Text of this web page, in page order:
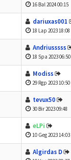
16 Bal 2024 00:15
dariuxas001
18 Lap 2023 18:08
Andriusssss
18 Spa 2023 06:50
Modiss
29 Rgp 2023 10:50
tevux50
30 Bir 2023 09:48
eLPi
10 Geg 2023 14:03
Algirdas D